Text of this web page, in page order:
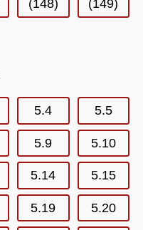
(148) (149)
5.4 5.5
5.9 5.10
5.14 5.15
5.19 5.20